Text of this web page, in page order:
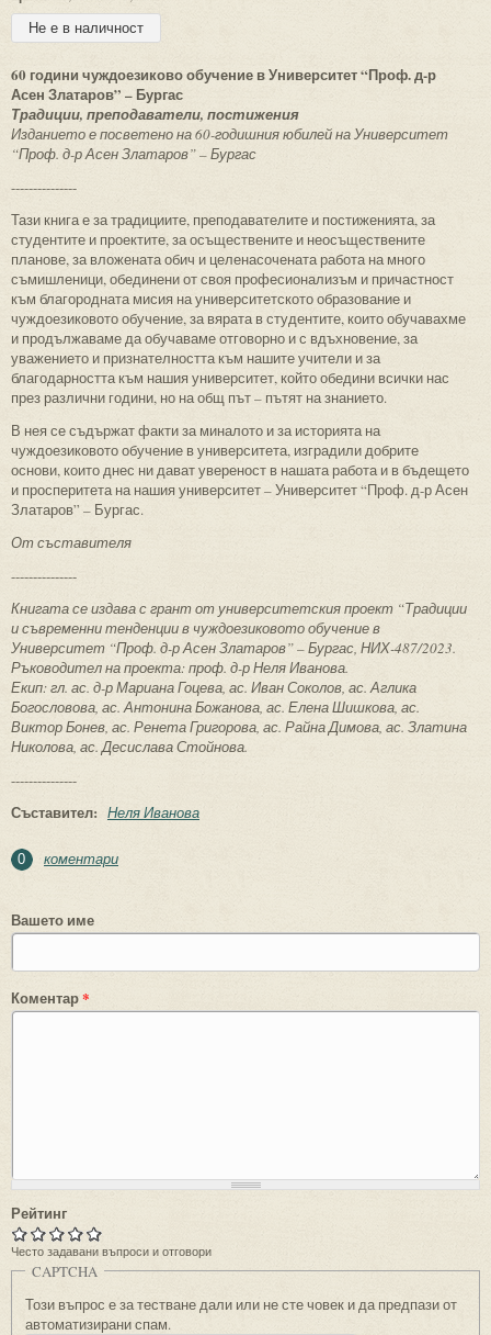
60 години чуждоезиково обучение в Университет “Проф. д-р
Асен Златаров” – Бургас
Традиции, преподаватели, постижения
Изданието е посветено на 60-годишния юбилей на Университет
“Проф. д-р Асен Златаров” – Бургас
---------------
Тази книга е за традициите, преподавателите и пости­женията, за
студентите и проектите, за осъществените и неосъществените
планове, за вложената обич и целенасочената работа на много
съмишленици, обединени от своя професионализъм и причастност
към благородната мисия на университетското образование и
чуждоезиковото обучение, за вярата в студентите, които обучавахме
и продължаваме да обучаваме отговорно и с вдъхновение, за
уважението и признателността към нашите учители и за
благодарността към нашия университет, който обедини всички нас
през различни години, но на общ път – пътят на знанието.
В нея се съдържат факти за миналото и за историята на
чуждоезиковото обучение в университета, изградили доб­ри­те
основи, които днес ни дават увереност в нашата работа и в бъдещето
и просперитета на нашия университет – Университет “Проф. д-р Асен
Златаров” – Бургас.
От съставителя
---------------
Книгата се издава с грант от университетския проект “Традиции
и съвременни тенденции в чуждоезиковото обучение в
Университет “Проф. д-р Асен Златаров” – Бургас, НИХ-487/2023.
Ръководител на проекта: проф. д-р Неля Иванова.
Екип: гл. ас. д-р Мариана Гоцева, ас. Иван Соколов, ас. Аглика
Богословова, ас. Антонина Божанова, ас. Елена Шишкова, ас.
Виктор Бонев, ас. Ренета Григорова, ас. Райна Димова, ас. Златина
Николова, ас. Десислава Стойнова.
---------------
Съставител: Неля Иванова
0 коментари
Вашето име
Коментар*
Рейтинг
Често задавани въпроси и отговори
CAPTCHA
Този въпрос е за тестване дали или не сте човек и да предпази от
автоматизирани спам.